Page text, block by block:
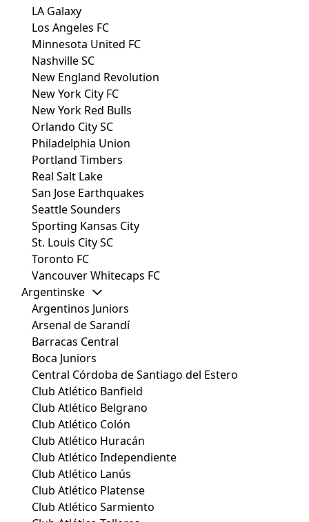
LA Galaxy
Los Angeles FC
Minnesota United FC
Nashville SC
New England Revolution
New York City FC
New York Red Bulls
Orlando City SC
Philadelphia Union
Portland Timbers
Real Salt Lake
San Jose Earthquakes
Seattle Sounders
Sporting Kansas City
St. Louis City SC
Toronto FC
Vancouver Whitecaps FC
Argentinske
Argentinos Juniors
Arsenal de Sarandí
Barracas Central
Boca Juniors
Central Córdoba de Santiago del Estero
Club Atlético Banfield
Club Atlético Belgrano
Club Atlético Colón
Club Atlético Huracán
Club Atlético Independiente
Club Atlético Lanús
Club Atlético Platense
Club Atlético Sarmiento